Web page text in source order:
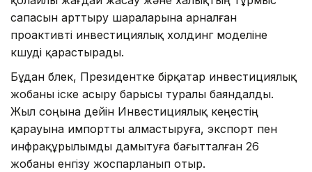
сапасын арттыру шараларына арналған
проактивті инвестициялық холдинг моделіне
көшуді қарастырады.
Бұдан бөлек, Президентке бірқатар инвестициялық
жобаны іске асыру барысы туралы баяндалды.
Жыл соңына дейін Инвестициялық кеңестің
қарауына импортты алмастыруға, экспорт пен
инфрақұрылымды дамытуға бағытталған 26
жобаны енгізу жоспарланып отыр.